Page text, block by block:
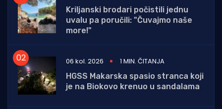
Kriljanski brodari počistili jednu
uvalu pa poručili: "Čuvajmo naše
more!"
06 kol. 2026
1 MIN. ČITANJA
HGSS Makarska spasio stranca koji
je na Biokovo krenuo u sandalama